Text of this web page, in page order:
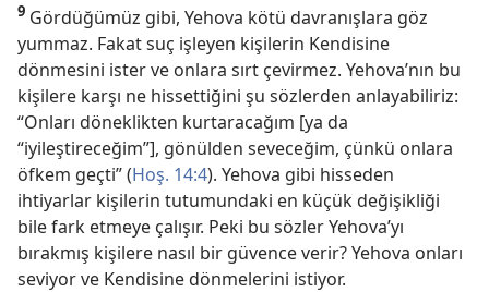
9 Gördüğümüz gibi, Yehova kötü davranışlara göz
yummaz. Fakat suç işleyen kişilerin Kendisine
dönmesini ister ve onlara sırt çevirmez. Yehova’nın bu
kişilere karşı ne hissettiğini şu sözlerden anlayabiliriz:
“Onları döneklikten kurtaracağım [ya da
“iyileştireceğim”], gönülden seveceğim, çünkü onlara
öfkem geçti” (Hoş. 14:4). Yehova gibi hisseden
ihtiyarlar kişilerin tutumundaki en küçük değişikliği
bile fark etmeye çalışır. Peki bu sözler Yehova’yı
bırakmış kişilere nasıl bir güvence verir? Yehova onları
seviyor ve Kendisine dönmelerini istiyor.